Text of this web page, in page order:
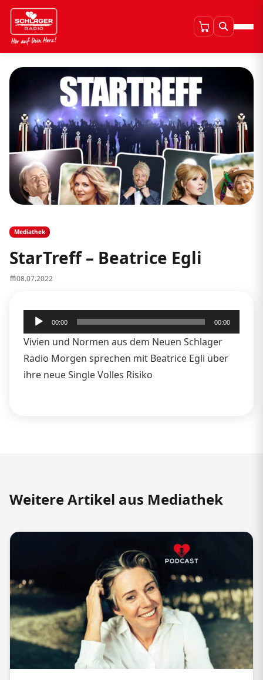
Mediathek
StarTreff – Beatrice Egli
08.07.2022
Audio-
Player
00:00 00:00
Vivien und Normen aus dem Neuen Schlager
Radio Morgen sprechen mit Beatrice Egli über
ihre neue Single Volles Risiko
Weitere Artikel aus Mediathek